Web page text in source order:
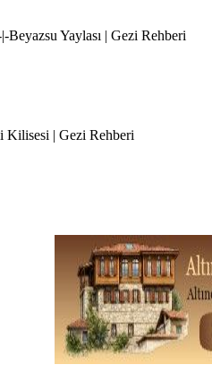
Yaylası | Gezi Rehberi
| Gezi Rehberi